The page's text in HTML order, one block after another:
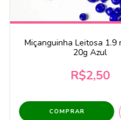
Miçanguinha Leitosa 1.9
20g Azul
R$2,50